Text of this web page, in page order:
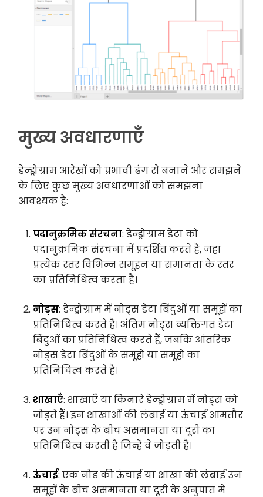
मुख्य अवधारणाएँ
डेन्ड्रोग्राम आरेखों को प्रभावी ढंग से बनाने और समझने
के लिए कुछ मुख्य अवधारणाओं को समझना
आवश्यक है:
पदानुक्रमिक संरचना: डेन्ड्रोग्राम डेटा को
पदानुक्रमिक संरचना में प्रदर्शित करते हैं, जहां
प्रत्येक स्तर विभिन्न समूहन या समानता के स्तर
का प्रतिनिधित्व करता है।
नोड्स: डेन्ड्रोग्राम में नोड्स डेटा बिंदुओं या समूहों का
प्रतिनिधित्व करते हैं। अंतिम नोड्स व्यक्तिगत डेटा
बिंदुओं का प्रतिनिधित्व करते हैं, जबकि आंतरिक
नोड्स डेटा बिंदुओं के समूहों या समूहों का
प्रतिनिधित्व करते हैं।
शाखाएँ: शाखाएँ या किनारे डेन्ड्रोग्राम में नोड्स को
जोड़ते हैं। इन शाखाओं की लंबाई या ऊंचाई आमतौर
पर उन नोड्स के बीच असमानता या दूरी का
प्रतिनिधित्व करती है जिन्हें वे जोड़ती हैं।
ऊंचाई: एक नोड की ऊंचाई या शाखा की लंबाई उन
समूहों के बीच असमानता या दूरी के अनुपात में